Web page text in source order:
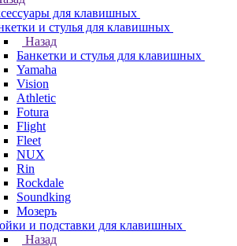
для клавишных
и стулья для клавишных
Назад
Банкетки и стулья для клавишных
Yamaha
Vision
Athletic
Fotura
Flight
Fleet
NUX
Rin
Rockdale
Soundking
Мозеръ
и подставки для клавишных
Назад